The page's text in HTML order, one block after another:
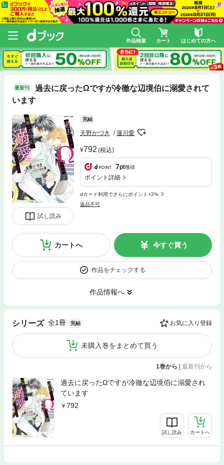
作品検索 カート はじめての方へ
最新刊
過去に戻ったΩですが冷徹な辺境伯に溺愛されて
います
試し読み
完結
天野かづき 蓮川愛
792 (税込)
7pt獲得
ポイント詳細
dカード利用でさらにポイント+2%
返品不可
カートへ 今すぐ買う
作品をチェックする
作品情報へ
シリーズ 全1冊 完結 お気に入り登録
未購入巻をまとめて買う
1巻から | 最新刊から
過去に戻ったΩですが冷徹な辺境伯に溺愛され
ています
792
試し読み カートへ